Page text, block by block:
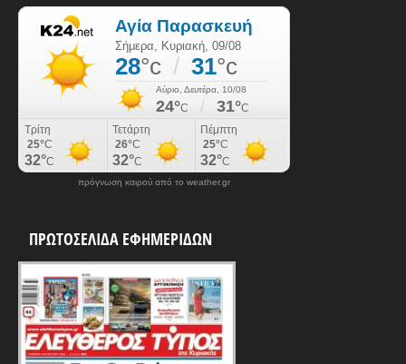
πρόγνωση καιρού από το weather.gr
ΠΡΩΤΟΣΕΛΙΔΑ ΕΦΗΜΕΡΙΔΩΝ